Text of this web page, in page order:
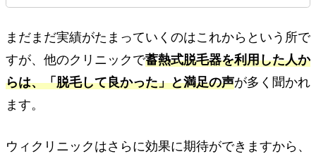
まだまだ実績がたまっていくのはこれからという所で
すが、他のクリニックで蓄熱式脱毛器を利用した人か
らは、「脱毛して良かった」と満足の声が多く聞かれ
ます。
ウィクリニックはさらに効果に期待ができますから、